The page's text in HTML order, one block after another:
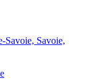
Savoie, Savoie,